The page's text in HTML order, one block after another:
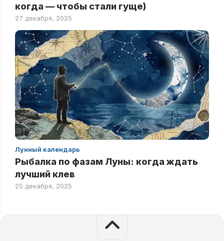
когда — чтобы стали гуще)
27 декабря, 2025
Лунный календарь
Рыбалка по фазам Луны: когда ждать
лучший клев
25 декабря, 2025